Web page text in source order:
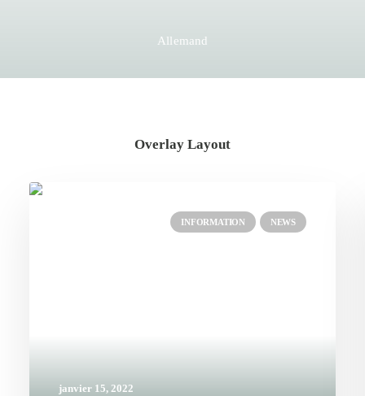
Allemand
Overlay Layout
INFORMATION NEWS
janvier 15, 2022